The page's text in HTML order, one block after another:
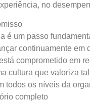
no
é um passo
continuamente em
comprometido em
cultura que valoriza
todos os níveis da
completo